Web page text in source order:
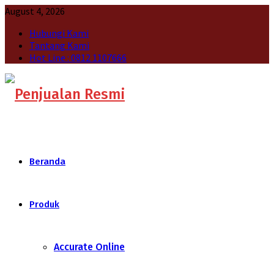
August 4, 2026
Hubungi Kami
Tantang Kami
Hot Line : 0812 1107666
Beranda
Produk
Accurate Online